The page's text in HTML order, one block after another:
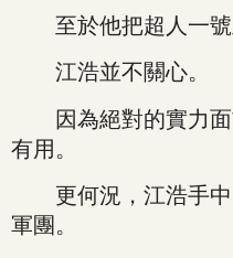
至於他把超人一號
江浩並不關心。
因為絕對的實力面
有用。
更何況，江浩手中
軍團。